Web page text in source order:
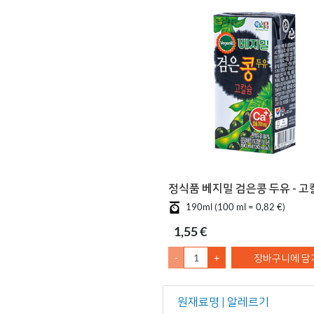
정식품 베지밀 검은콩 두유 - 고
190ml (100 ml = 0,82 €)
1,55 €
- + 장바구니에 담
원재료명 | 알레르기